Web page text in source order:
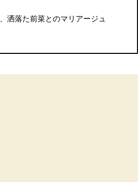
洒落た前菜とのマリアージュ